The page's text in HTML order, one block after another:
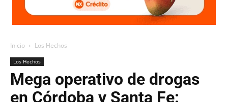
Inicio Los Hechos
Los Hechos
Mega operativo de drogas
en Córdoba y Santa Fe: